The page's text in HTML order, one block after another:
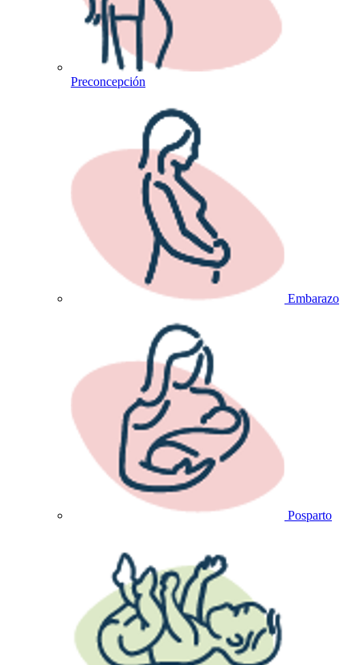
Preconcepción
Embarazo
Posparto